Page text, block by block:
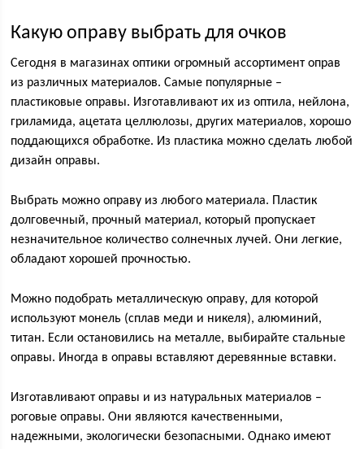
Какую оправу выбрать для очков
Сегодня в магазинах оптики огромный ассортимент оправ
из различных материалов. Самые популярные –
пластиковые оправы. Изготавливают их из оптила, нейлона,
гриламида, ацетата целлюлозы, других материалов, хорошо
поддающихся обработке. Из пластика можно сделать любой
дизайн оправы.
Выбрать можно оправу из любого материала. Пластик
долговечный, прочный материал, который пропускает
незначительное количество солнечных лучей. Они легкие,
обладают хорошей прочностью.
Можно подобрать металлическую оправу, для которой
используют монель (сплав меди и никеля), алюминий,
титан. Если остановились на металле, выбирайте стальные
оправы. Иногда в оправы вставляют деревянные вставки.
Изготавливают оправы и из натуральных материалов –
роговые оправы. Они являются качественными,
надежными, экологически безопасными. Однако имеют